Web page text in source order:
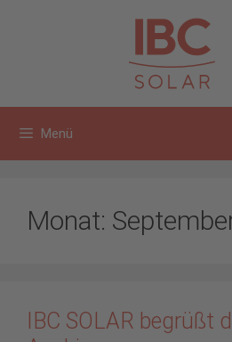
Menü
Monat:
IBC SOLAR begrüßt